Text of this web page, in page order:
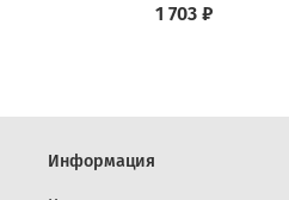
1 703 ₽
Информация